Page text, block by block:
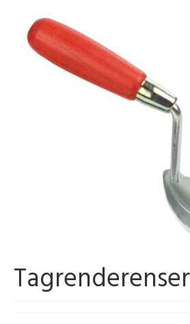
Produkter
Kataloger
Kontakt
Find en medarbejder